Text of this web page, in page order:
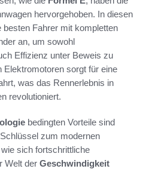
hervorgehoben. In diesen
besten Fahrer mit kompletten
an, um sowohl
Effizienz unter Beweis zu
Elektromotoren sorgt für eine
was das Rennerlebnis in
revolutioniert.
bedingten Vorteile sind
zum modernen
sich fortschrittliche
Welt der Geschwindigkeit